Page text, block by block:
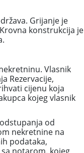
Grijanje je
konstrukcija je
Vlasnik
Rezervacije,
cijenu koja
kojeg vlasnik
od
nekretnine na
podataka,